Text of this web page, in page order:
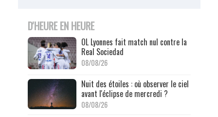
D'HEURE EN HEURE
OL Lyonnes fait match nul contre la
Real Sociedad
08/08/26
Nuit des étoiles : où observer le ciel
avant l'éclipse de mercredi ?
08/08/26